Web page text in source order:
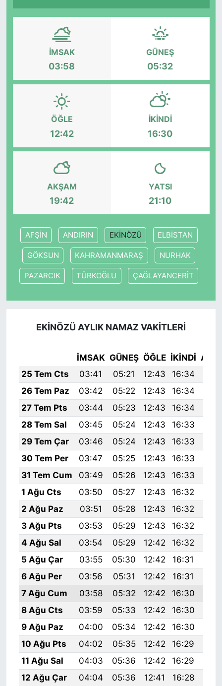
İMSAK
03:58
GÜNEŞ
05:32
ÖĞLE
12:42
İKINDI
16:30
AKŞAM
19:42
YATSI
21:10
AFŞİN ANDIRIN EKİNÖZÜ ELBİSTAN
GÖKSUN KAHRAMANMARAŞ NURHAK
PAZARCIK TÜRKOĞLU ÇAĞLAYANCERİT
EKİNÖZÜ AYLIK NAMAZ VAKITLERI
İMSAK GÜNEŞ ÖĞLE İKINDI
25 Tem Cts
03:41 05:21 12:43 16:34
26 Tem Paz
03:42 05:22 12:43 16:34
27 Tem Pts
03:44 05:23 12:43 16:34
28 Tem Sal
03:45 05:24 12:43 16:33
29 Tem Çar
03:46 05:24 12:43 16:33
30 Tem Per
03:47 05:25 12:43 16:33
31 Tem Cum
03:49 05:26 12:43 16:33
1 Ağu Cts
03:50 05:27 12:43 16:32
2 Ağu Paz
03:51 05:28 12:43 16:32
3 Ağu Pts
03:53 05:29 12:43 16:32
4 Ağu Sal
03:54 05:29 12:42 16:32
5 Ağu Çar
03:55 05:30 12:42 16:31
6 Ağu Per
03:56 05:31 12:42 16:31
7 Ağu Cum
03:58 05:32 12:42 16:30
8 Ağu Cts
03:59 05:33 12:42 16:30
9 Ağu Paz
04:00 05:34 12:42 16:30
10 Ağu Pts
04:02 05:35 12:42 16:29
11 Ağu Sal
04:03 05:36 12:42 16:29
12 Ağu Çar
04:04 05:36 12:41 16:28
Siyaset
YEREL HABER
Haberde insan
Tanıtım